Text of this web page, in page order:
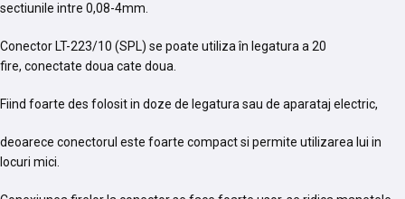
sectiunile intre 0,08-4mm.
Conector LT-223/10 (SPL) se poate utiliza în legatura a 20
fire, conectate doua cate doua.
Fiind foarte des folosit in doze de legatura sau de aparataj electric,
deoarece conectorul este foarte compact si permite utilizarea lui in
locuri mici.